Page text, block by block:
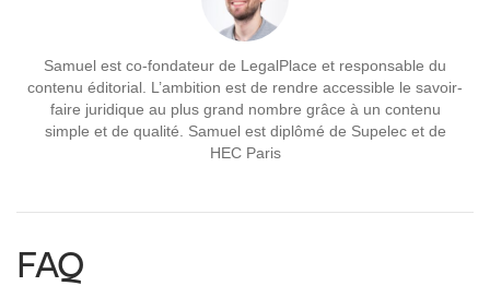
Samuel est co-fondateur de LegalPlace et responsable du
contenu éditorial. L’ambition est de rendre accessible le savoir-
faire juridique au plus grand nombre grâce à un contenu
simple et de qualité. Samuel est diplômé de Supelec et de
HEC Paris
FAQ